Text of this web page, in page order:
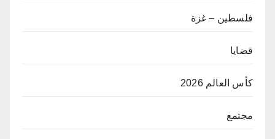
فلسطين – غزة
قضايا
كأس العالم 2026
مجتمع